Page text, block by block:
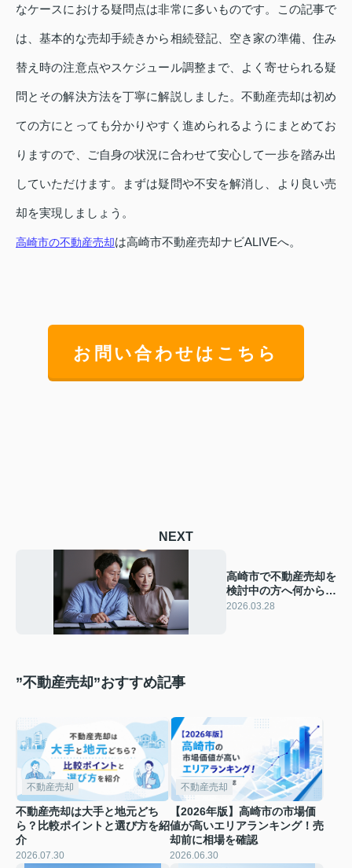
なケースにおける疑問点は非常に多いものです。この記事で
は、基本的な売却手続きから相続登記、空き家の準備、住み
替え時の注意点やスケジュール調整まで、よく寄せられる疑
問とその解決方法を丁寧に解説しました。不動産売却は初め
ての方にとっても分かりやすく進められるようにまとめてお
りますので、ご自身の状況に合わせて安心して一歩を踏み出
していただけます。まずは疑問や不安を解消し、より良い売
却を実現しましょう。
高崎市の不動産売却は高崎市不動産売却ナビALIVEへ。
お問い合わせはこちら
NEXT
高崎市で不動産売却を
検討中の方へ何から準
備すべきかご紹介！売
2026.03.28
”不動産売却”おすすめ記事
不動産売却
不動産売却は大手と地元どち
ら？比較ポイントと選び方を紹
介
2026.07.30
不動産売却
【2026年版】高崎市の市場価
値が高いエリアランキング！売
却前に相場を確認
2026.06.30